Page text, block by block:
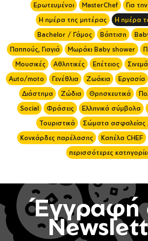
Ερωτευμένοι MasterChef
Για
Η ημέρα της μητέρας
Η ημέρα
Bachelor / Γάμος
Βάπτιση
Παππούς, Γιαγιά
Μωράκι Baby shower
Μουσικές
Αθλητικές Επέτειος Σινεμά
Auto/moto
Γενέθλια Ζωάκια Εργασία
Διάστημα
Ζώδια Θρησκευτικά
Social
Φράσεις Ελληνικά σύμβολα
Τουριστικά
Σώματα ασφαλείας
Κονκάρδες παρέλασης
Καπέλα CHEF
περισσότερες
Έγγραφή